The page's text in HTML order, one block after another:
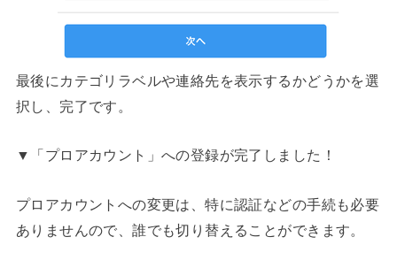
最後にカテゴリラベルや連絡先を表示するかどうかを選
択し、完了です。
▼「プロアカウント」への登録が完了しました！
プロアカウントへの変更は、特に認証などの手続も必要
ありませんので、誰でも切り替えることができます。